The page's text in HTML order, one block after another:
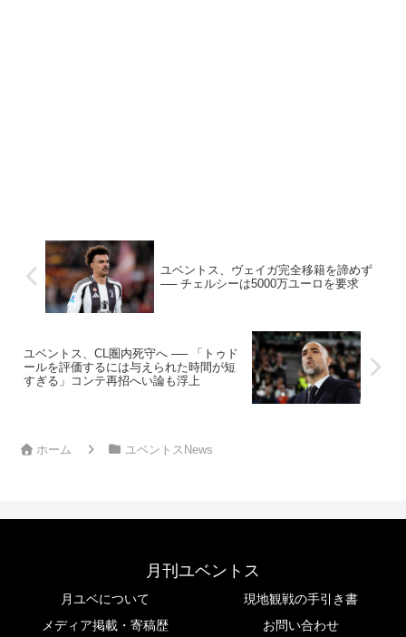
ユベントス、ヴェイガ完全移籍を諦めず
── チェルシーは5000万ユーロを要求
ユベントス、CL圏内死守へ ── 「トゥド
ールを評価するには与えられた時間が短
すぎる」コンテ再招へい論も浮上
ホーム ユベントスNews
月刊ユベントス
月ユベについて
現地観戦の手引き書
メディア掲載・寄稿歴
お問い合わせ